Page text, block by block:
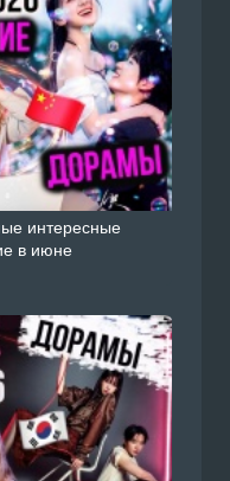
интересные
в июне